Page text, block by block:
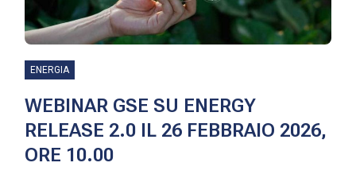
ENERGIA
WEBINAR GSE SU ENERGY
RELEASE 2.0 IL 26 FEBBRAIO 2026,
ORE 10.00